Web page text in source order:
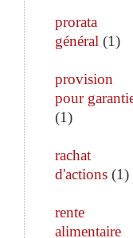
prorata
général (1)
provision
pour
(1)
rachat
d'actions (1)
rente
alimentaire